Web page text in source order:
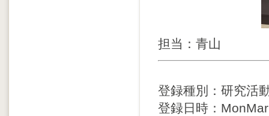
担当：青山
登録種別：研究活
登録日時：